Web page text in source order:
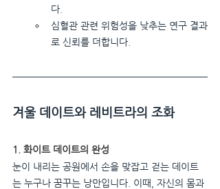
다.
심혈관 관련 위험성을 낮추는 연구 결과
로 신뢰를 더합니다.
겨울 데이트와 레비트라의 조화
1. 화이트 데이트의 완성
눈이 내리는 공원에서 손을 맞잡고 걷는 데이트
는 누구나 꿈꾸는 낭만입니다. 이때, 자신의 몸과